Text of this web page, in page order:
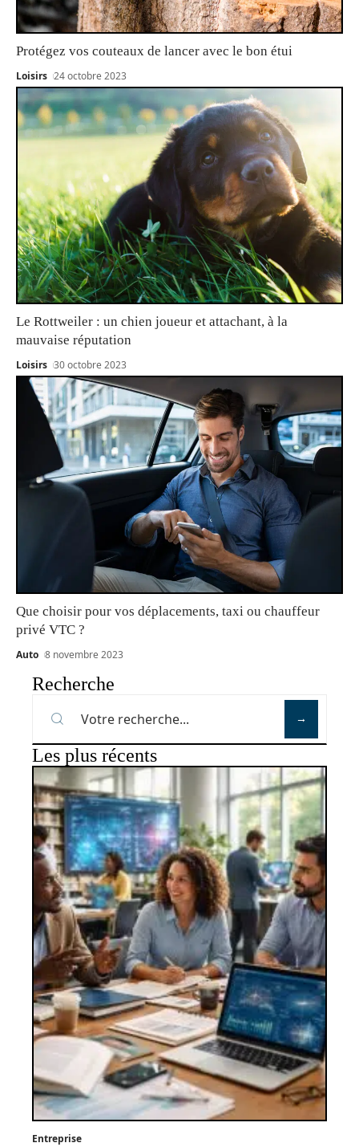
Protégez vos couteaux de lancer avec le bon étui
Loisirs 24 octobre 2023
Le Rottweiler : un chien joueur et attachant, à la
mauvaise réputation
Loisirs 30 octobre 2023
Que choisir pour vos déplacements, taxi ou chauffeur
privé VTC ?
Auto 8 novembre 2023
Recherche
Les plus récents
Entreprise